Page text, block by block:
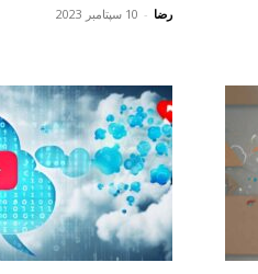
رضا - 10 سپتامبر 2023